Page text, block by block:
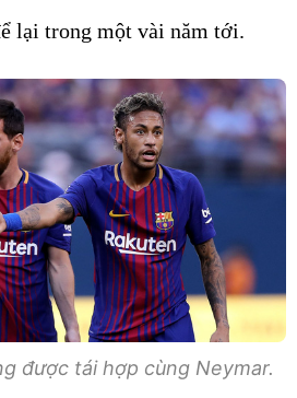
lại trong một vài năm tới.
được tái hợp cùng Neymar.